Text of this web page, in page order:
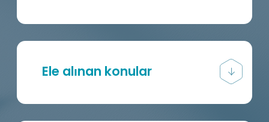
Ele alınan konular